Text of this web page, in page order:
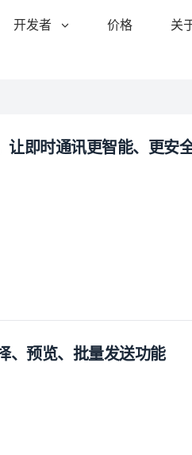
开发者 价格 关
即时通讯更智能、更安
、预览、批量发送功能